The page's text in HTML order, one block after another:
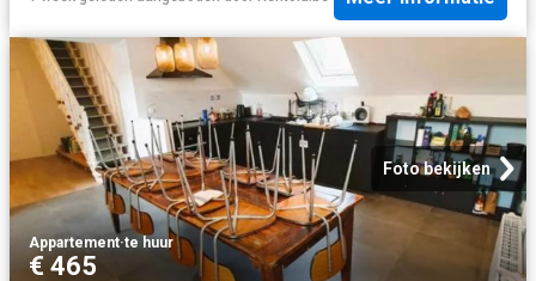
Foto bekijken
Appartement·te huur
€ 465